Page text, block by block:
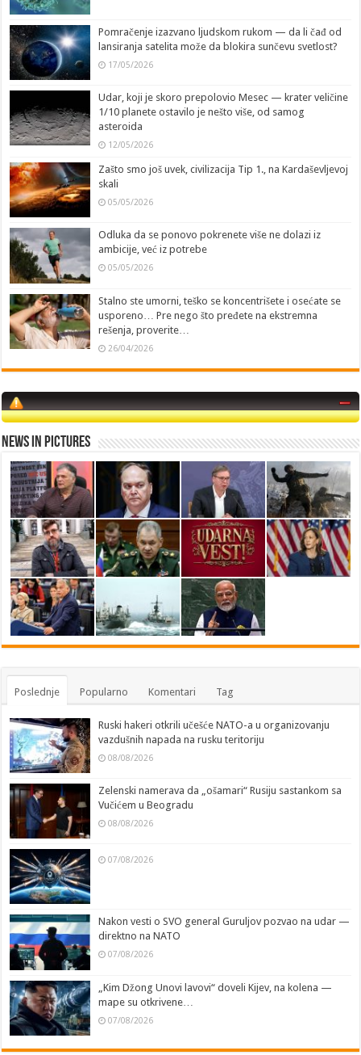
Pomračenje izazvano ljudskom rukom — da li čađ od
lansiranja satelita može da blokira sunčevu svetlost?
17/05/2026
Udar, koji je skoro prepolovio Mesec — krater veličine
1/10 planete ostavilo je nešto više, od samog
asteroida
12/05/2026
Zašto smo još uvek, civilizacija Tip 1., na Kardaševljevoj
skali
05/05/2026
Odluka da se ponovo pokrenete više ne dolazi iz
ambicije, već iz potrebe
05/05/2026
Stalno ste umorni, teško se koncentrišete i osećate se
usporeno… Pre nego što pređete na ekstremna
rešenja, proverite…
26/04/2026
News in Pictures
Poslednje Popularno Komentari Tag
Ruski hakeri otkrili učešće NATO-a u organizovanju
vazdušnih napada na rusku teritoriju
08/08/2026
Zelenski namerava da „ošamari“ Rusiju sastankom sa
Vučićem u Beogradu
08/08/2026
07/08/2026
Nakon vesti o SVO general Guruljov pozvao na udar —
direktno na NATO
07/08/2026
„Kim Džong Unovi lavovi“ doveli Kijev, na kolena —
mape su otkrivene…
07/08/2026